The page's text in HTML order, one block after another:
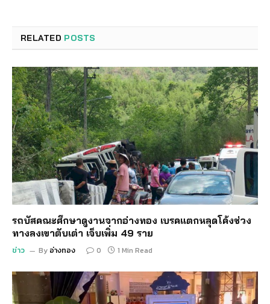
RELATED POSTS
รถบัสคณะศึกษาดูงานจากอ่างทอง เบรคแตกหลุดโค้งช่วง
ทางลงเขาตับเต่า เจ็บเพิ่ม 49 ราย
ข่าว By อ่างทอง 0 1 Min Read